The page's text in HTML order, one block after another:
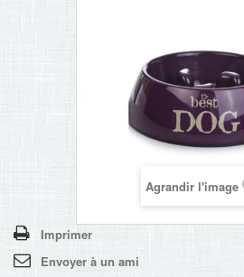
Agrandir l'image
Imprimer
Envoyer à un ami